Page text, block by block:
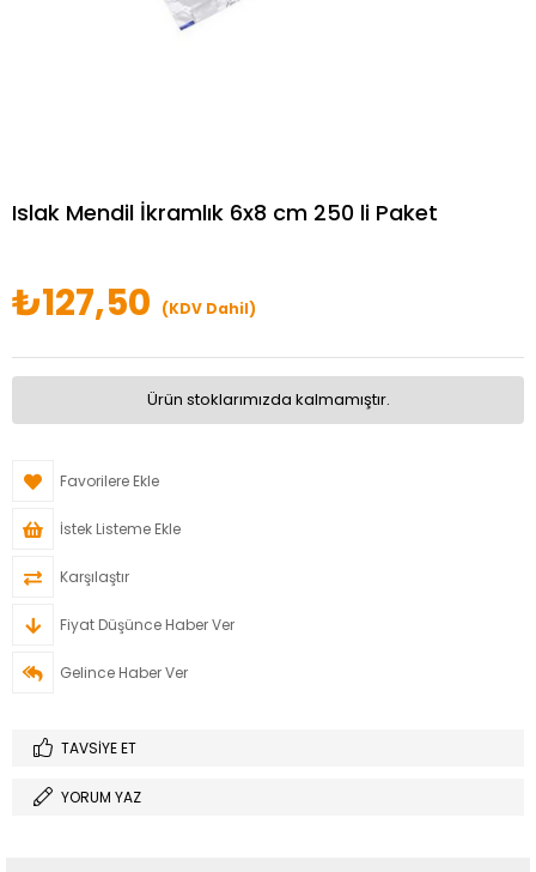
Islak Mendil İkramlık 6x8 cm 250 li Paket
₺127,50 (KDV Dahil)
Ürün stoklarımızda kalmamıştır.
Favorilere Ekle
İstek Listeme Ekle
Karşılaştır
Fiyat Düşünce Haber Ver
Gelince Haber Ver
TAVSIYE ET
YORUM YAZ